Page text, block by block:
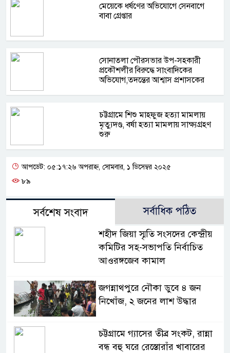
মেয়েকে ধর্ষণের অভিযোগে সেনবাগে
বাবা গ্রেপ্তার
সোনাতলা পৌরসভার উপ-সহকারী
প্রকৌশলীর বিরুদ্ধে সাংবাদিকের
অভিযোগ,তদন্তের আশ্বাস প্রশাসকের
চট্টগ্রামে শিশু মাহফুজ হত্যা মামলায়
মৃত্যুদণ্ড, বর্ষা হত্যা মামলায় সাক্ষ্যগ্রহণ
শুরু
আপডেট: ০৫:১৭:২৬ অপরাহ্ন, সোমবার, ১ ডিসেম্বর ২০২৫
৮৯
সর্বশেষ সংবাদ সর্বাধিক পঠিত
শহীদ জিয়া স্মৃতি সংসদের কেন্দ্রীয়
কমিটির সহ-সভাপতি নির্বাচিত
আওরঙ্গজেব কামাল
জগন্নাথপুরে নৌকা ডুবে ৪ জন
নিখোঁজ, ২ জনের লাশ উদ্ধার
চট্টগ্রামে গ্যাসের তীব্র সংকট, রান্না
বন্ধ বহু ঘরে রেস্তোরাঁর খাবারের